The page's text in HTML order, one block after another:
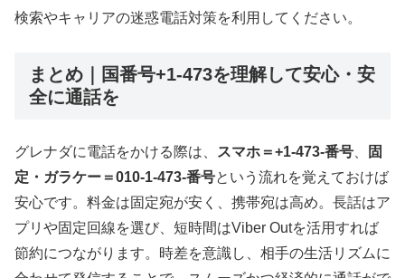
検索やキャリアの迷惑電話対策を利用してください。
まとめ｜国番号+1-473を理解して安心・安
全に通話を
グレナダに電話をかける際は、 スマホ＝+1-473-番号、
固
定・ガラケー＝010-1-473-番号という流れを覚えておけば
安心です。料金は固定宛が安く、携帯宛は高め。長話はア
プリや固定回線を選び、短時間はViber Outを活用すれば
節約につながります。時差を意識し、相手の生活リズムに